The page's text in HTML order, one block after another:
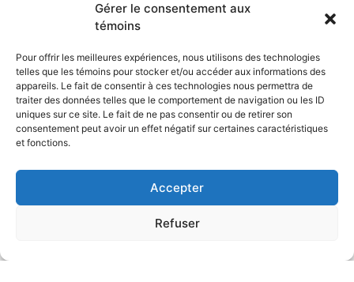
Gérer le consentement aux
témoins
Pour offrir les meilleures expériences, nous utilisons des technologies
telles que les témoins pour stocker et/ou accéder aux informations des
appareils. Le fait de consentir à ces technologies nous permettra de
traiter des données telles que le comportement de navigation ou les ID
uniques sur ce site. Le fait de ne pas consentir ou de retirer son
consentement peut avoir un effet négatif sur certaines caractéristiques
et fonctions.
Accepter
Refuser